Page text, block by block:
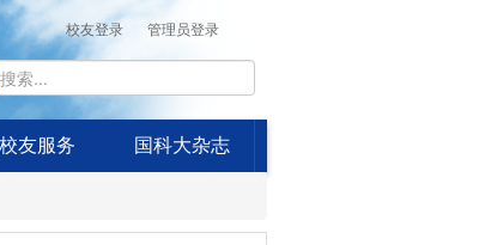
校友登录 管理员登录
校友服务 国科大杂志